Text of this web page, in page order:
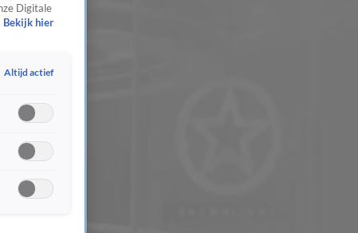
Digitale
Bekijk hier
Altijd actief